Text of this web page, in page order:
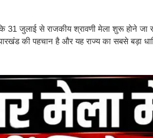
जुलाई से राजकीय श्रावणी मेला शुरू होने जा
की पहचान है और यह राज्य का सबसे बड़ा